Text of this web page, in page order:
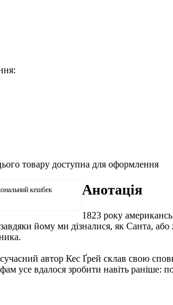
товару доступна для оформлення
кешбек
Анотація
1823 року
йому ми дізналися, як Санта,
автор Кес Ґрей склав свою
усе вдалося зробити навіть